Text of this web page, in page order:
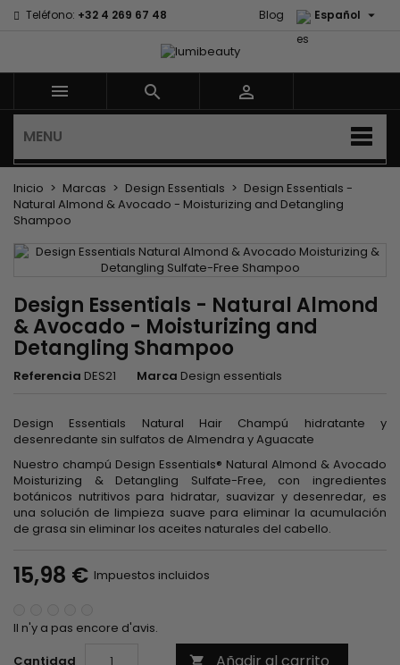
Teléfono: +32 4 269 67 48 Español 
Blog
  
MENU
Inicio Marcas Design Essentials
Design Essentials -
Natural Almond & Avocado - Moisturizing and Detangling
Shampoo
Design Essentials - Natural Almond
& Avocado - Moisturizing and
Detangling Shampoo
Referencia DES21 Marca Design essentials
Design Essentials Natural Hair Champú hidratante y
desenredante sin sulfatos de Almendra y Aguacate
Nuestro champú Design Essentials® Natural Almond & Avocado
Moisturizing & Detangling Sulfate-Free, con ingredientes
botánicos nutritivos para hidratar, suavizar y desenredar, es
una solución de limpieza suave para eliminar la acumulación
de grasa sin eliminar los aceites naturales del cabello.
15,98 € Impuestos incluidos
Il n'y a pas encore d'avis.
Cantidad